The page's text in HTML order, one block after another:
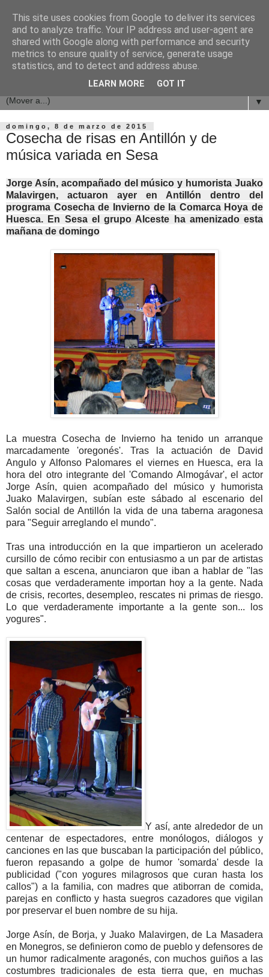
▼
domingo, 8 de marzo de 2015
Cosecha de risas en Antillón y de
música variada en Sesa
Jorge Asín, acompañado del músico y humorista Juako
Malavirgen, actuaron ayer en Antillón dentro del
programa Cosecha de Invierno de la Comarca Hoya de
Huesca. En Sesa el grupo Alceste ha amenizado esta
mañana de domingo
La muestra Cosecha de Invierno ha tenido un arranque
marcadamente 'oregonés'. Tras la actuación de David
Angulo y Alfonso Palomares el viernes en Huesca, era la
hora del otro integrante del 'Comando Almogávar', el actor
Jorge Asín, quien acompañado del músico y humorista
Juako Malavirgen, subían este sábado al escenario del
Salón social de Antillón la vida de una taberna aragonesa
para "Seguir arreglando el mundo".
Tras una introducción en la que impartieron un acelerado
cursillo de cómo recibir con entusiasmo a un par de artistas
que saltan a escena, anunciaron que iban a hablar de "las
cosas que verdaderamente importan hoy a la gente. Nada
de crisis, recortes, desempleo, rescates ni primas de riesgo.
Lo que verdaderamente importante a la gente son... los
yogures".
Y así, ante alrededor de un
centenar de espectadores, entre monólogos, diálogos y
canciones en las que buscaban la participación del público,
fueron repasando a golpe de humor 'somarda' desde la
publicidad ("con yogures milagrosos que curan hasta los
callos") a la familia, con madres que atiborran de comida,
parejas en conflicto y hasta suegros cazadores que vigilan
por preservar el buen nombre de su hija.
Jorge Asín, de Borja, y Juako Malavirgen, de La Masadera
en Monegros, se definieron como de pueblo y defensores de
un humor radicalmente aragonés, con muchos guiños a las
costumbres tradicionales de esta tierra que, en muchas
This site uses cookies from Google to deliver its services
and to analyze traffic. Your IP address and user-agent are
shared with Google along with performance and security
metrics to ensure quality of service, generate usage
statistics, and to detect and address abuse.
LEARN MORE GOT IT